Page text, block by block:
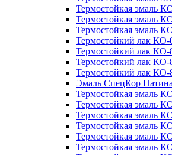
Термостойкая эмаль
Термостойкая эмаль
Термостойкая эмаль
Термостойкий лак КО-
Термостойкий лак КО-
Термостойкий лак КО-
Термостойкий лак КО-
Эмаль СпецКор Патина
Термостойкая эмаль
Термостойкая эмаль
Термостойкая эмаль
Термостойкая эмаль
Термостойкая эмаль
Термостойкая эмаль